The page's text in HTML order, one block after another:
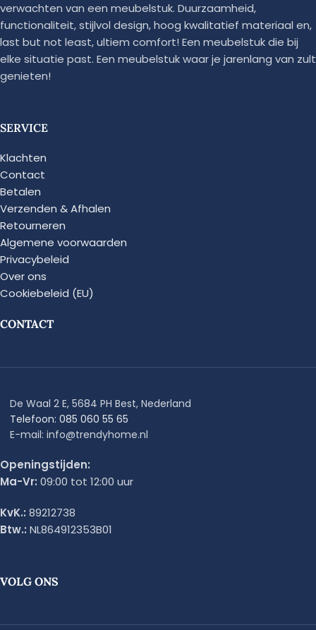
verwachten van een meubelstuk. Duurzaamheid,
functionaliteit, stijlvol design, hoog kwalitatief materiaal en,
last but not least, ultiem comfort! Een meubelstuk die bij
elke situatie past. Een meubelstuk waar je jarenlang van zult
genieten!
SERVICE
Klachten
Contact
Betalen
Verzenden & Afhalen
Retourneren
Algemene voorwaarden
Privacybeleid
Over ons
Cookiebeleid (EU)
CONTACT
De Waal 2 E, 5684 PH Best, Nederland
Telefoon: 085 060 55 65
E-mail: info@trendyhome.nl
Openingstijden:
Ma-Vr: 09:00 tot 12:00 uur
KvK.: 89212738
Btw.: NL864912353B01
VOLG ONS